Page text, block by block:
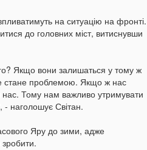
на ситуацію на фронті.
до головних міст, витиснувши
Якщо вони залишаться у тому ж
стане проблемою. Якщо ж нас
Тому нам важливо утримувати
- наголошує Світан.
Яру до зими, адже